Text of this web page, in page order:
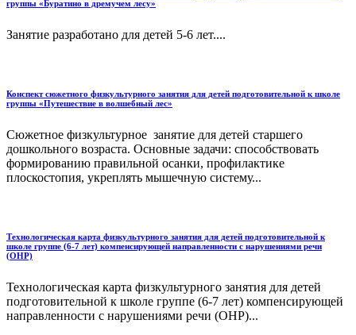
группы «Буратино в дремучем лесу»
Занятие разработано для детей 5-6 лет....
Конспект сюжетного физкультурного занятия для детей подготовительной к школе
группы «Путешествие в волшебный лес»
Сюжетное физкультурное занятие для детей старшего
дошкольного возраста. Основные задачи: способствовать
формированию правильной осанки, профилактике
плоскостопия, укреплять мышечную систему...
Технологическая карта физкультурного занятия для детей подготовительной к
школе группе (6-7 лет) компенсирующей направленности с нарушениями речи
(ОНР)
Технологическая карта физкультурного занятия для детей
подготовительной к школе группе (6-7 лет) компенсирующей
направленности с нарушениями речи (ОНР)...